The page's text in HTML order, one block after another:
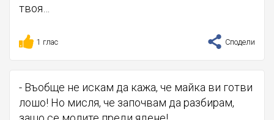
твоя…
1 глас Сподели
- Въобще не искам да кажа, че майка ви готви
лошо! Но мисля, че започвам да разбирам,